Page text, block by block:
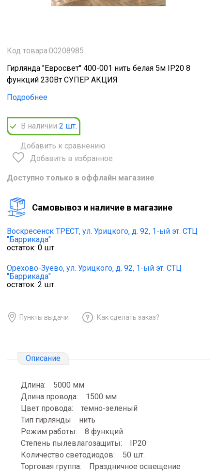
Код товара:00208985
Гирлянда "Евросвет" 400-001 нить белая 5м IP20 8
функций 230Вт СУПЕР АКЦИЯ
Подробнее
В наличии 2 шт.
Добавить к сравнению
Добавить в избранное
Доступно только в оффлайн магазине
Cамовывоз и наличие в магазине
Воскресенск ТРЕСТ, ул. Урицкого, д. 92, 1-ый эт. СТЦ
"Баррикада"
остаток: 0 шт.
Орехово-Зуево, ул. Урицкого, д. 92, 1-ый эт. СТЦ
"Баррикада"
остаток: 2 шт.
Пункты выдачи Как сделать заказ?
Описание
Длина: 5000 мм
Длина провода: 1500 мм
Цвет провода: темно-зеленый
Тип гирлянды нить
Режим работы: 8 функций
Степень пылевлагозащиты: IP20
Количество светодиодов: 50 шт.
Торговая группа: Праздничное освещение